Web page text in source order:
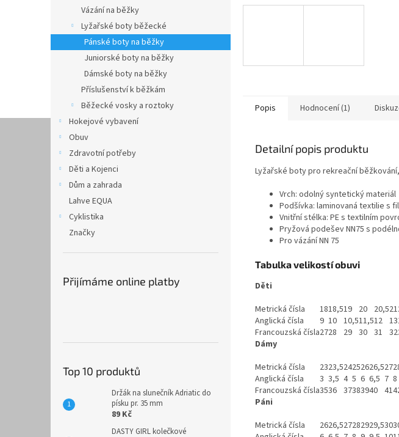
Vázání na běžky
Lyžařské boty běžecké
Pánské boty na běžky
Juniorské boty na běžky
Dámské boty na běžky
Příslušenství k běžkám
Běžecké vosky a roztoky
Hokejové vybavení
Obuv
Zdravotní potřeby
Děti a Kojenci
Dům a zahrada
Lahve EQUA
Cyklistika
Značky
Přijímáme online platby
Top 10 produktů
Držák na slunečník Adriatic do
písku pr. 35 mm
89 Kč
DASTY GIRL kolečkové
Popis Hodnocení (1)
Detailní popis produktu
Lyžařské boty pro rekreační
Vrch: odolný syntetický materiál
Podšívka: laminovaná textilie s
Vnitřní stélka: PE s textilním
Pryžová podešev NN75 s
Pro vázání NN 75
Tabulka velikostí obuvi
Děti
Metrická čísla
1818,519 20 20,521
Anglická čísla
9 10 10,511,512 13
Francouzská čísla2728 29 30 31 32
Dámy
Metrická čísla
2323,524252626,527
Anglická čísla
3 3,5 4 5 6 6,5 7 8
Francouzská čísla3536 37383940 41
Páni
Metrická čísla
2626,527282929,530